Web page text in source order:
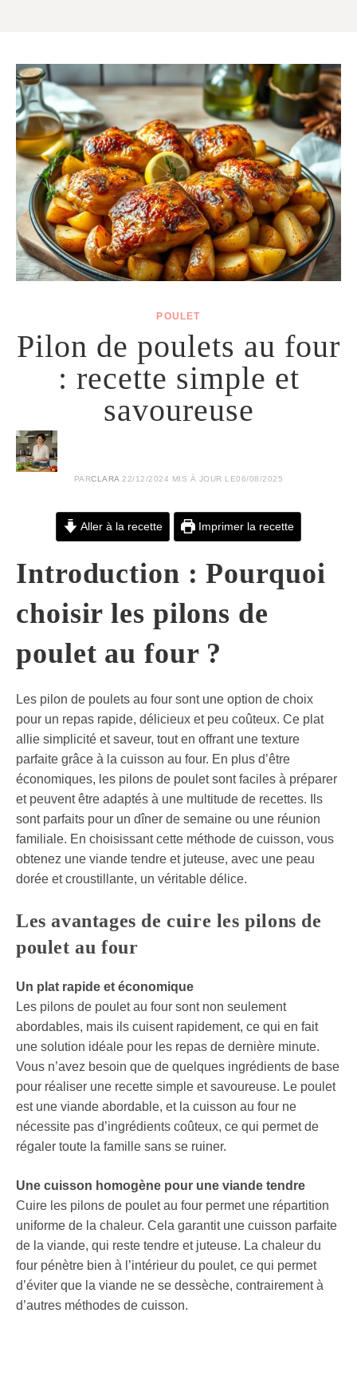
contenu
POULET
Pilon de poulets au four
: recette simple et
savoureuse
PARCLARA 22/12/2024 MIS À JOUR LE06/08/2025
Aller à la recette Imprimer la recette
Introduction : Pourquoi
choisir les pilons de
poulet au four ?
Les pilon de poulets au four sont une option de choix
pour un repas rapide, délicieux et peu coûteux. Ce plat
allie simplicité et saveur, tout en offrant une texture
parfaite grâce à la cuisson au four. En plus d’être
économiques, les pilons de poulet sont faciles à préparer
et peuvent être adaptés à une multitude de recettes. Ils
sont parfaits pour un dîner de semaine ou une réunion
familiale. En choisissant cette méthode de cuisson, vous
obtenez une viande tendre et juteuse, avec une peau
dorée et croustillante, un véritable délice.
Les avantages de cuire les pilons de
poulet au four
Un plat rapide et économique
Les pilons de poulet au four sont non seulement
abordables, mais ils cuisent rapidement, ce qui en fait
une solution idéale pour les repas de dernière minute.
Vous n’avez besoin que de quelques ingrédients de base
pour réaliser une recette simple et savoureuse. Le poulet
est une viande abordable, et la cuisson au four ne
nécessite pas d’ingrédients coûteux, ce qui permet de
régaler toute la famille sans se ruiner.
Une cuisson homogène pour une viande tendre
Cuire les pilons de poulet au four permet une répartition
uniforme de la chaleur. Cela garantit une cuisson parfaite
de la viande, qui reste tendre et juteuse. La chaleur du
four pénètre bien à l’intérieur du poulet, ce qui permet
d’éviter que la viande ne se dessèche, contrairement à
d’autres méthodes de cuisson.